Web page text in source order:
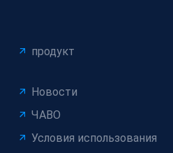
продукт
Новости
ЧАВО
Условия использования